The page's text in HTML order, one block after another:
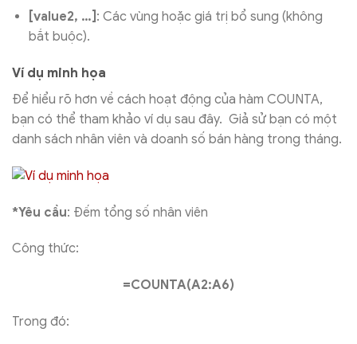
[value2, …] : Các vùng hoặc giá trị bổ sung (không
bắt buộc).
Ví dụ minh họa
Để hiểu rõ hơn về cách hoạt động của hàm COUNTA,
bạn có thể tham khảo ví dụ sau đây. Giả sử bạn có một
danh sách nhân viên và doanh số bán hàng trong tháng.
*Yêu cầu: Đếm tổng số nhân viên
Công thức:
=COUNTA(A2:A6)
Trong đó: